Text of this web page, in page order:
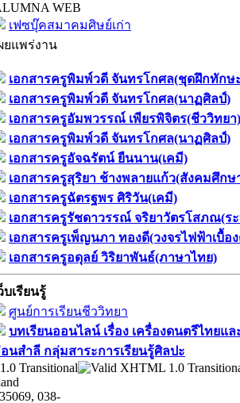
WEB
เฟซบุ๊คสมาคมศิษย์เก่า
ยแพร่งาน
เอกสารครูพิมพ์วดี จันทรโกศล(ชุดฝึกทักษ
เอกสารครูพิมพ์วดี จันทรโกศล(นาฏศิลป์)
เอกสารครูอัมพวรรณ์ เพียรพิจิตร(ชีววิทยา)
เอกสารครูพิมพ์วดี จันทรโกศล(นาฏศิลป์)
เอกสารครูอัจฉรัตน์ ยืนนาน(เคมี)
เอกสารครูสุริยา ช้างพลายแก้ว(สังคมศึกษ
เอกสารครูฉัตรฐพร ศิริวัน(เคมี)
เอกสารครูรัชดาวรรณ์ จริยาวัตรโสภณ(ร
เอกสารครูเพ็ญนภา ทองดี(วงจรไฟฟ้าเบื้อ
เอกสารครูอดุลย์ วิริยาพันธ์(ภาษาไทย)
บเรียนรู้
ศูนย์การเรียนชีววิทยา
บทเรียนออนไลน์​ เรื่อง​ เครื่องดนตรีไทย
นสำลี​ กลุ่มสาระการเรียนรู้ศิลปะ
038-